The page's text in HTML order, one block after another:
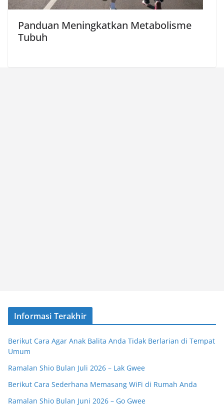
Panduan Meningkatkan Metabolisme
Tubuh
Informasi Terakhir
Berikut Cara Agar Anak Balita Anda Tidak Berlarian di Tempat
Umum
Ramalan Shio Bulan Juli 2026 – Lak Gwee
Berikut Cara Sederhana Memasang WiFi di Rumah Anda
Ramalan Shio Bulan Juni 2026 – Go Gwee